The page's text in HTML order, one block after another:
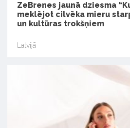
ZeBrenes jaunā dziesma
meklējot cilvēka mieru
un kultūras trokšņiem
Latvijā